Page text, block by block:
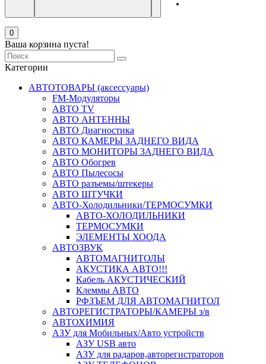
0
Ваша корзина пуста!
Категории
АВТОТОВАРЫ (аксессуары)
FM-Модуляторы
АВТО TV
АВТО АНТЕННЫ
АВТО Диагностика
АВТО КАМЕРЫ ЗАДНЕГО ВИДА
АВТО МОНИТОРЫ ЗАДНЕГО ВИДА
АВТО Обогрев
АВТО Пылесосы
АВТО разъемы/штекеры
АВТО ШТУЧКИ
АВТО-Холодильники/ТЕРМОСУМКИ
АВТО-ХОЛОДИЛЬНИКИ
ТЕРМОСУМКИ
ЭЛЕМЕНТЫ ХООДА
АВТОЗВУК
АВТОМАГНИТОЛЫ
АКУСТИКА АВТО!!!
Кабель АКУСТИЧЕСКИЙ
Клеммы АВТО
РФЗЪЕМ ДЛЯ АВТОМАГНИТОЛ
АВТОРЕГИСТРАТОРЫ/КАМЕРЫ з/в
АВТОХИМИЯ
АЗУ для Мобильных/Авто устройств
АЗУ USB авто
АЗУ для радаров,авторегистраторов